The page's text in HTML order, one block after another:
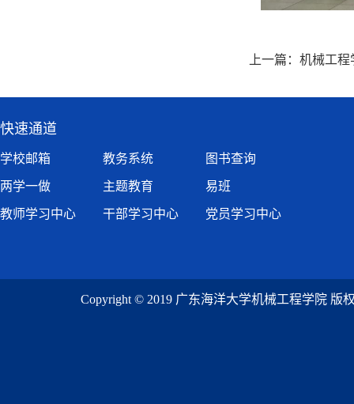
上一篇： 机械工程
快速通道
学校邮箱 教务系统 图书查询
两学一做 主题教育 易班
教师学习中心 干部学习中心 党员学习中心
Copyright © 2019 广东海洋大学机械工程